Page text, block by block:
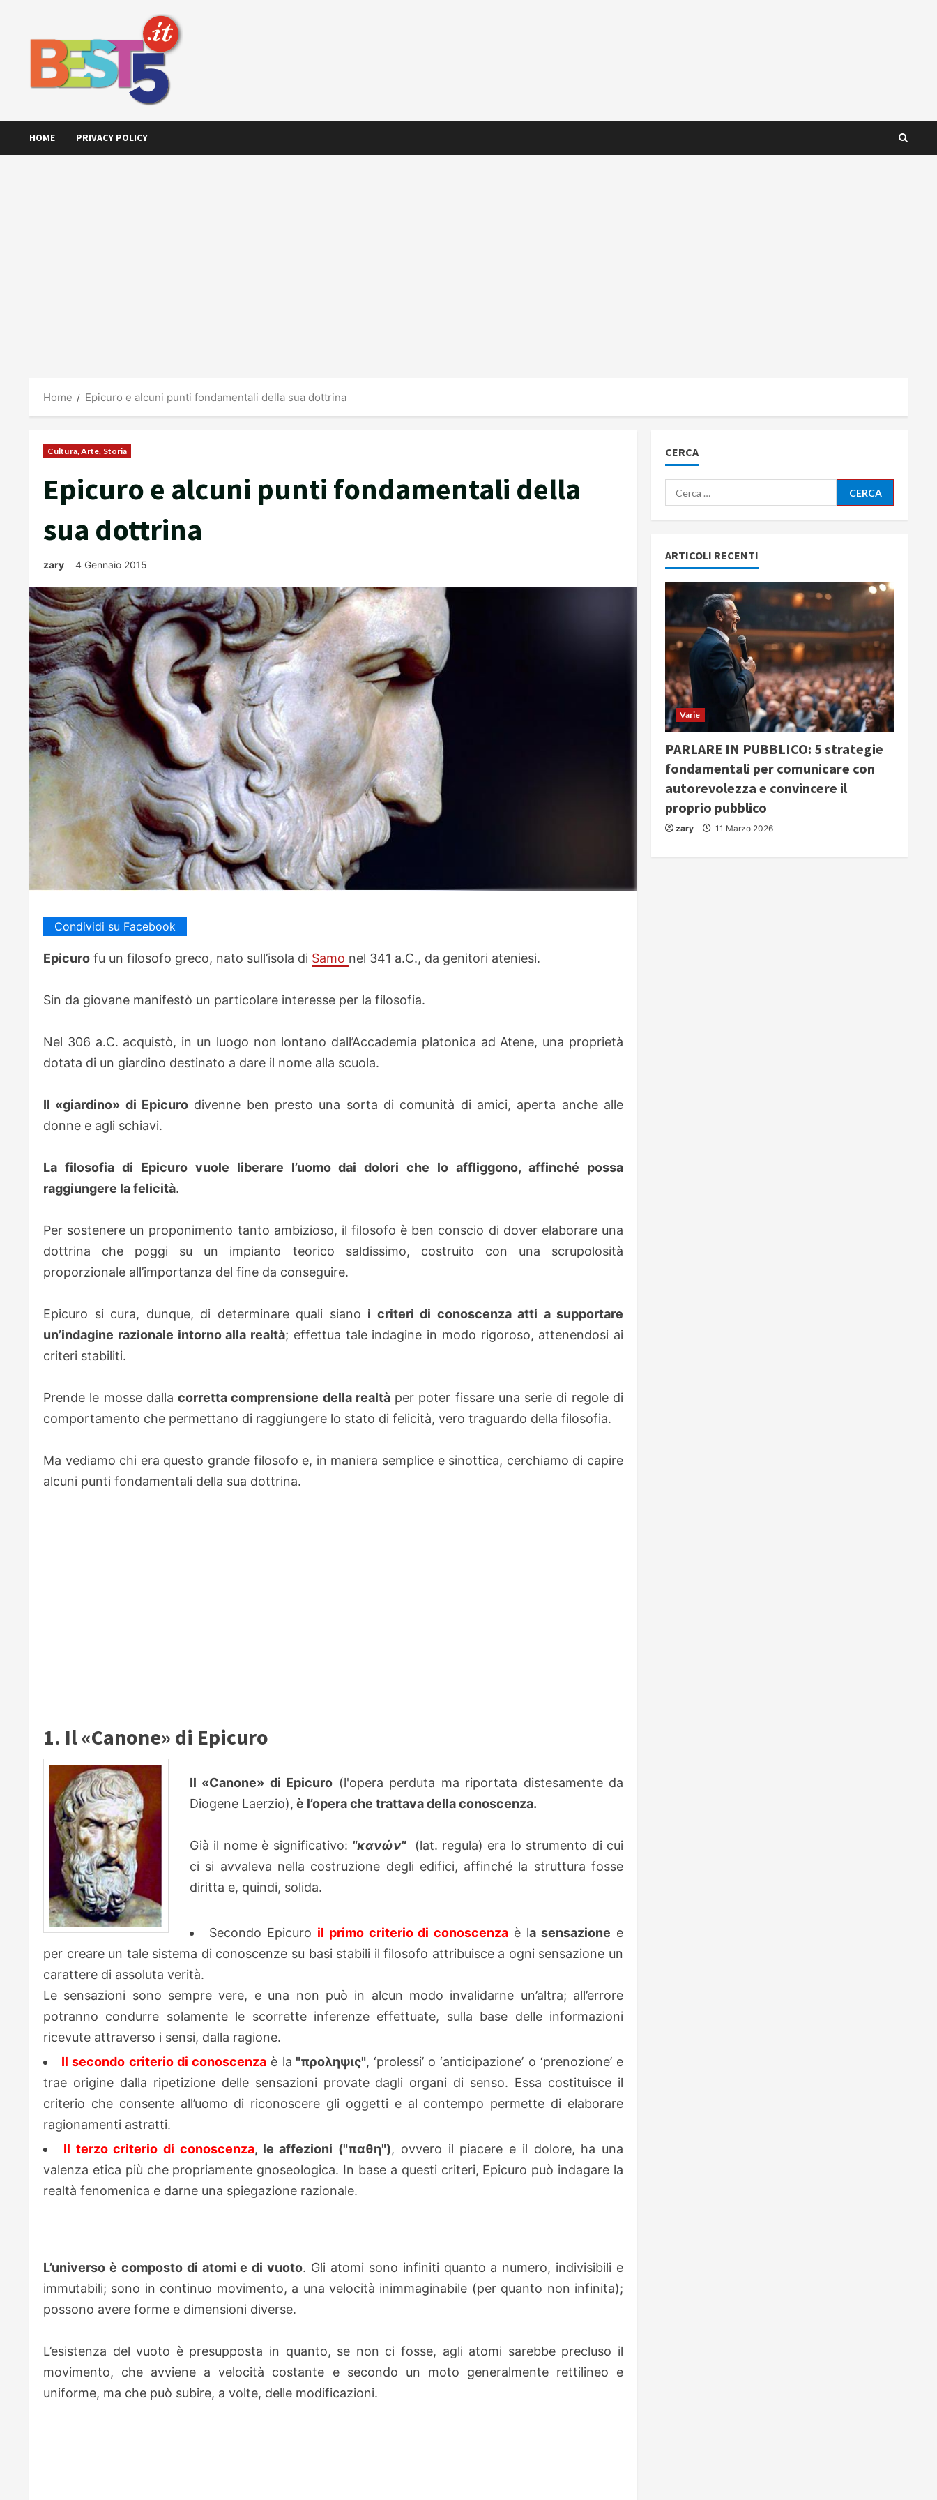
HOME PRIVACY POLICY
Home Epicuro e alcuni punti fondamentali della sua dottrina
Cultura, Arte, Storia
Epicuro e alcuni punti fondamentali della
sua dottrina
zary 4 Gennaio 2015
Condividi su Facebook
Epicuro fu un filosofo greco, nato sull’isola di Samo nel 341 a.C., da genitori ateniesi.
Sin da giovane manifestò un particolare interesse per la filosofia.
Nel 306 a.C. acquistò, in un luogo non lontano dall’Accademia platonica ad Atene, una proprietà
dotata di un giardino destinato a dare il nome alla scuola.
Il «giardino» di Epicuro divenne ben presto una sorta di comunità di amici, aperta anche alle
donne e agli schiavi.
La filosofia di Epicuro vuole liberare l’uomo dai dolori che lo affliggono, affinché possa
raggiungere la felicità.
Per sostenere un proponimento tanto ambizioso, il filosofo è ben conscio di dover elaborare una
dottrina che poggi su un impianto teorico saldissimo, costruito con una scrupolosità
proporzionale all’importanza del fine da conseguire.
Epicuro si cura, dunque, di determinare quali siano i criteri di conoscenza atti a supportare
un’indagine razionale intorno alla realtà; effettua tale indagine in modo rigoroso, attenendosi ai
criteri stabiliti.
Prende le mosse dallacorretta comprensione della realtàper poter fissare una serie di regole di
comportamento che permettano di raggiungere lo stato di felicità, vero traguardo della filosofia.
Ma vediamo chi era questo grande filosofo e, in maniera semplice e sinottica, cerchiamo di capire
alcuni punti fondamentali della sua dottrina.
1. Il «Canone» di Epicuro
Il «Canone» di Epicuro (l'opera perduta ma riportata distesamente da
Diogene Laerzio), è l’opera che trattava della conoscenza.
Già il nome è significativo: "κανών"(lat. regula) era lo strumento di cui
ci si avvaleva nella costruzione degli edifici, affinché la struttura fosse
diritta e, quindi, solida.
Secondo Epicuro il primo criterio di conoscenza è la sensazione e
per creare un tale sistema di conoscenze su basi stabili il filosofo attribuisce a ogni sensazione un
carattere di assoluta verità.
Le sensazioni sono sempre vere, e una non può in alcun modo invalidarne un’altra; all’errore
potranno condurre solamente le scorrette inferenze effettuate, sulla base delle informazioni
ricevute attraverso i sensi, dalla ragione.
Il secondo criterio di conoscenza è la "προληψις", ‘prolessi’ o ‘anticipazione’ o ‘prenozione’ e
trae origine dalla ripetizione delle sensazioni provate dagli organi di senso. Essa costituisce il
criterio che consente all’uomo di riconoscere gli oggetti e al contempo permette di elaborare
ragionamenti astratti.
Il terzo criterio di conoscenza, le affezioni ("παθη"), ovvero il piacere e il dolore, ha una
valenza etica più che propriamente gnoseologica. In base a questi criteri, Epicuro può indagare la
realtà fenomenica e darne una spiegazione razionale.
L’universo è composto di atomi e di vuoto. Gli atomi sono infiniti quanto a numero, indivisibili e
immutabili; sono in continuo movimento, a una velocità inimmaginabile (per quanto non infinita);
possono avere forme e dimensioni diverse.
L’esistenza del vuoto è presupposta in quanto, se non ci fosse, agli atomi sarebbe precluso il
movimento, che avviene a velocità costante e secondo un moto generalmente rettilineo e
uniforme, ma che può subire, a volte, delle modificazioni.
CERCA
Ricerca
per:
ARTICOLI RECENTI
Varie
PARLARE IN PUBBLICO: 5 strategie
fondamentali per comunicare con
autorevolezza e convincere il
proprio pubblico
zary 11 Marzo 2026